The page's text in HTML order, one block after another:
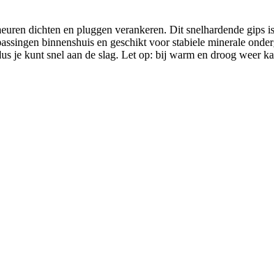
dichten en pluggen verankeren. Dit snelhardende
binnenshuis en geschikt voor stabiele minerale
je kunt snel aan de slag. Let op: bij warm en droog weer